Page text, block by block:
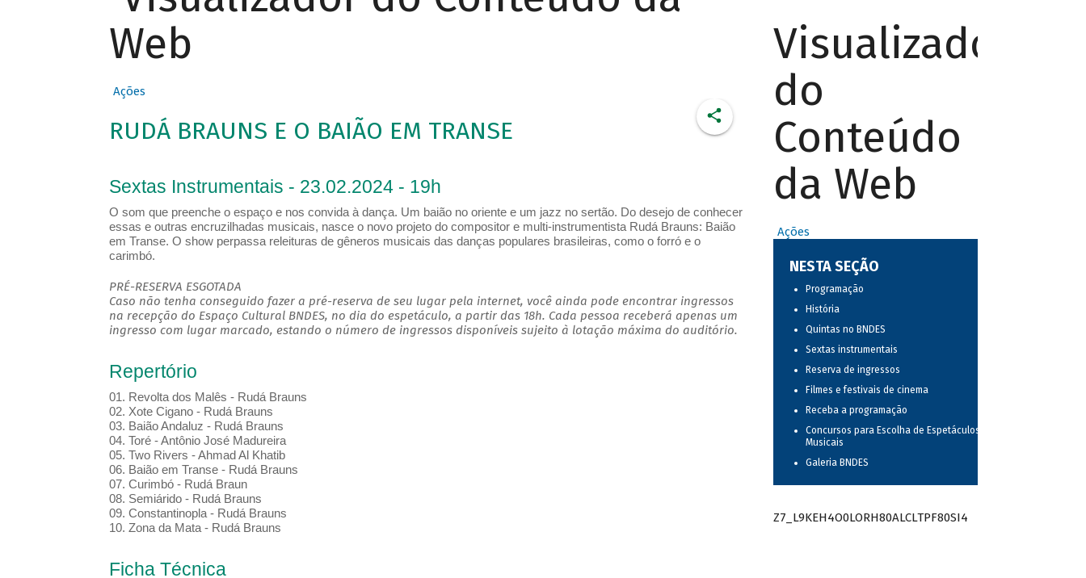
Web
Ações
RUDÁ BRAUNS E O BAIÃO EM TRANSE
Sextas Instrumentais - 23.02.2024 - 19h
O som que preenche o espaço e nos convida à dança. Um baião no oriente e um jazz no sertão. Do desejo de conhecer
essas e outras encruzilhadas musicais, nasce o novo projeto do compositor e multi-instrumentista Rudá Brauns: Baião
em Transe. O show perpassa releituras de gêneros musicais das danças populares brasileiras, como o forró e o
carimbó.
PRÉ-RESERVA ESGOTADA
Caso não tenha conseguido fazer a pré-reserva de seu lugar pela internet, você ainda pode encontrar ingressos
na recepção do Espaço Cultural BNDES, no dia do espetáculo, a partir das 18h. Cada pessoa receberá apenas um
ingresso com lugar marcado, estando o número de ingressos disponíveis sujeito à lotação máxima do auditório.
Repertório
01. Revolta dos Malês - Rudá Brauns
02. Xote Cigano - Rudá Brauns
03. Baião Andaluz - Rudá Brauns
04. Toré - Antônio José Madureira
05. Two Rivers - Ahmad Al Khatib
06. Baião em Transe - Rudá Brauns
07. Curimbó - Rudá Braun
08. Semiárido - Rudá Brauns
09. Constantinopla - Rudá Brauns
10. Zona da Mata - Rudá Brauns
Ficha Técnica
Visualizador
do
Conteúdo
da Web
Ações
NESTA SEÇÃO
Programação
História
Quintas no BNDES
Sextas instrumentais
Reserva de ingressos
Filmes e festivais de cinema
Receba a programação
Concursos para Escolha de Espetáculos
Musicais
Galeria BNDES
Z7_L9KEH4O0LORH80ALCLTPF80SI4